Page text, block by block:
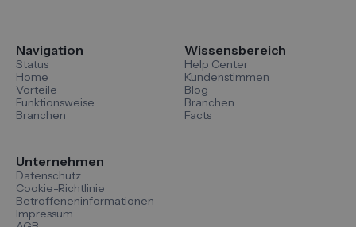
Navigation
Status
Home
Vorteile
Funktionsweise
Branchen
Wissensbereich
Help Center
Kundenstimmen
Blog
Branchen
Facts
Unternehmen
Datenschutz
Cookie-Richtlinie
Betroffeneninformationen
Impressum